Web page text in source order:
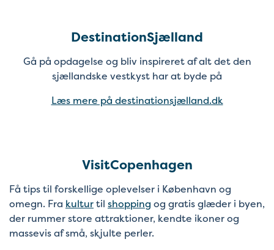
DestinationSjælland
Gå på opdagelse og bliv inspireret af alt det den
sjællandske vestkyst har at byde på
Læs mere på destinationsjælland.dk
VisitCopenhagen
Få tips til forskellige oplevelser i København og
omegn. Fra kulturtil shopping og gratis glæder i byen,
der rummer store attraktioner, kendte ikoner og
massevis af små, skjulte perler.